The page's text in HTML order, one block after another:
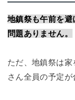
地鎮祭も午前を
問題ありません。
ただ、地鎮祭は
さん全員の予定が